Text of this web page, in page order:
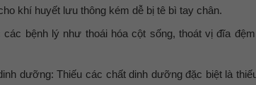
khí huyết lưu thông kém dễ bị tê bì tay chân.
bệnh lý như thoái hóa cột sống, thoát vị đĩa
dưỡng: Thiếu các chất dinh dưỡng đặc biệt là